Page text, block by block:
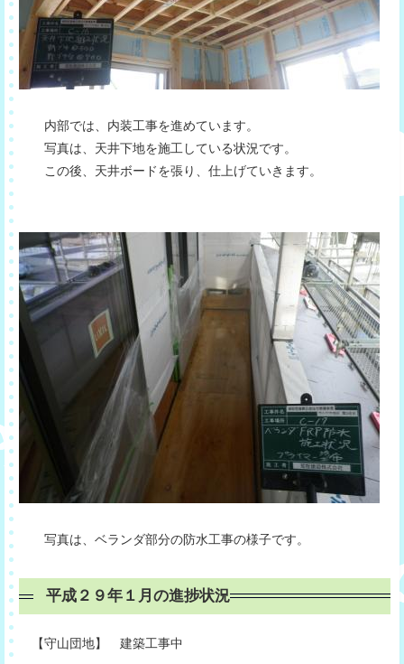
内部では、内装工事を進めています。
写真は、天井下地を施工している状況です。
この後、天井ボードを張り、仕上げていきます。
写真は、ベランダ部分の防水工事の様子です。
平成２９年１月の進捗状況
【守山団地】 建築工事中